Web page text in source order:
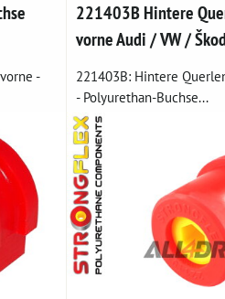
-
221403B Hintere
vorne Audi / VW /
221403B: Hintere
- Polyurethan-Buchse...